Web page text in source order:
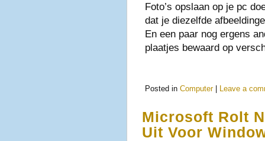
Foto’s opslaan op je pc
dat je diezelfde
En een paar nog ergens
plaatjes bewaard op
Posted in Computer Leave a
Microsoft Rolt
Uit Voor